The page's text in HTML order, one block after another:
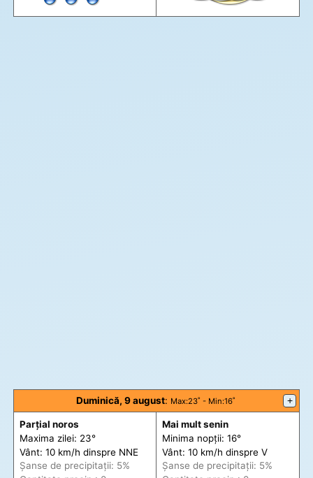
Duminică, 9 august: Max:23˚ - Min:16˚ +
Parțial noros
Maxima zilei: 23°
Vânt: 10 km/h dinspre NNE
Șanse de precipitații: 5%
Mai mult senin
Minima nopții: 16°
Vânt: 10 km/h dinspre V
Șanse de precipitații: 5%